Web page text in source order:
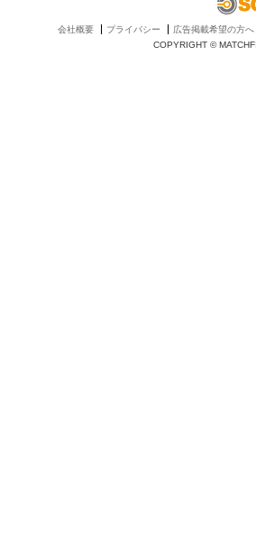
会社概要 プライバシー
広告掲載希望の方へ
COPYRIGHT ©